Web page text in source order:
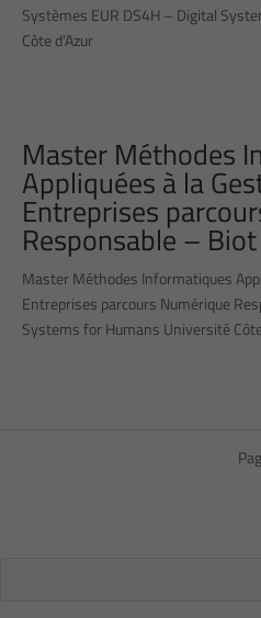
Systèmes EUR DS4H – Digital
Côte d’Azur
Master Méthodes
Appliquées à la
Entreprises
Responsable – Biot
Master Méthodes Informatiques
Entreprises parcours Numérique
Systems for Humans Université Côte